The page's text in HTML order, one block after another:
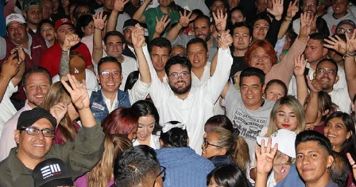
Alessandra Rojo destaca que desde el primer día de su
administración se planteó como objetivo devolver el
poder a la gente. “Y lo estamos haciendo todos los días.
Con nuestras jornadas de Alcaldía en tus manos,
estamos orientando, escuchando y, sobre todo,
resolviendo directamente en nuestras calles. Llevamos
talleres y capacitaciones a nuestras escuelas, porque la
participación se aprende desde la infancia”, añade.
Asimismo, subrayó que la alcaldía ha estrechado lazos